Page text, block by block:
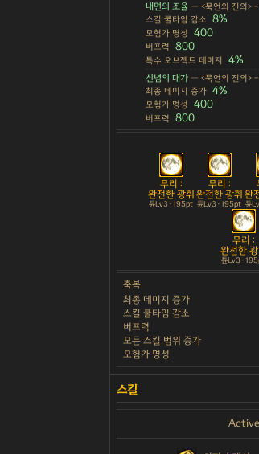
내면의 조율 — <묵언의 진의> -
스킬 쿨타임 감소 8%
모험가 명성 400
버프력 800
특수 오브젝트 데미지 4%
신념의 대가 — <묵언의 진의> -
최종 데미지 증가 4%
모험가 명성 400
버프력 800
무리 :
완전한 광휘
튠Lv3 · 195pt
무리 :
완전한 광휘
튠Lv3 · 195pt
완
튠
무리 :
완전한
튠Lv3 ·
축복
최종 데미지 증가
스킬 쿨타임 감소
버프력
모든 스킬 범위 증가
모험가 명성